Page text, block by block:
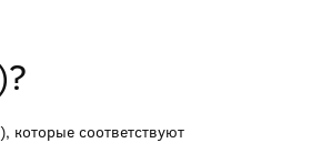
которые соответствуют